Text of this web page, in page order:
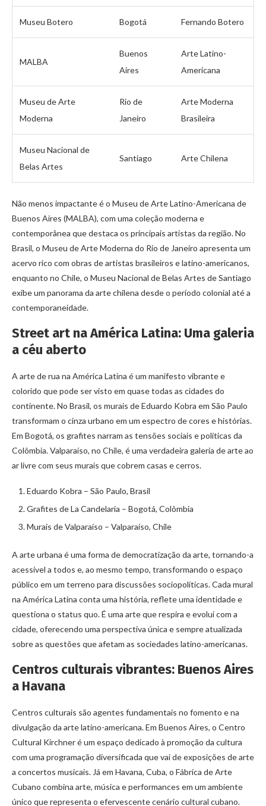
Museu Botero Bogotá Fernando Botero
MALBA
Buenos
Aires
Arte Latino-
Americana
Museu de Arte
Moderna
Rio de
Janeiro
Arte Moderna
Brasileira
Museu Nacional de
Belas Artes
Santiago Arte Chilena
Não menos impactante é o Museu de Arte Latino-Americana de
Buenos Aires (MALBA), com uma coleção moderna e
contemporânea que destaca os principais artistas da região. No
Brasil, o Museu de Arte Moderna do Rio de Janeiro apresenta um
acervo rico com obras de artistas brasileiros e latino-americanos,
enquanto no Chile, o Museu Nacional de Belas Artes de Santiago
exibe um panorama da arte chilena desde o período colonial até a
contemporaneidade.
Street art na América Latina: Uma galeria
a céu aberto
A arte de rua na América Latina é um manifesto vibrante e
colorido que pode ser visto em quase todas as cidades do
continente. No Brasil, os murais de Eduardo Kobra em São Paulo
transformam o cinza urbano em um espectro de cores e histórias.
Em Bogotá, os grafites narram as tensões sociais e políticas da
Colômbia. Valparaíso, no Chile, é uma verdadeira galeria de arte ao
ar livre com seus murais que cobrem casas e cerros.
Eduardo Kobra – São Paulo, Brasil
Grafites de La Candelaria – Bogotá, Colômbia
Murais de Valparaíso – Valparaíso, Chile
A arte urbana é uma forma de democratização da arte, tornando-a
acessível a todos e, ao mesmo tempo, transformando o espaço
público em um terreno para discussões sociopolíticas. Cada mural
na América Latina conta uma história, reflete uma identidade e
questiona o status quo. É uma arte que respira e evolui com a
cidade, oferecendo uma perspectiva única e sempre atualizada
sobre as questões que afetam as sociedades latino-americanas.
Centros culturais vibrantes: Buenos Aires
a Havana
Centros culturais são agentes fundamentais no fomento e na
divulgação da arte latino-americana. Em Buenos Aires, o Centro
Cultural Kirchner é um espaço dedicado à promoção da cultura
com uma programação diversificada que vai de exposições de arte
a concertos musicais. Já em Havana, Cuba, o Fábrica de Arte
Cubano combina arte, música e performances em um ambiente
único que representa o efervescente cenário cultural cubano.